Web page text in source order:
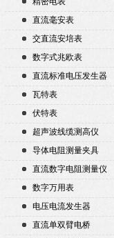
直流毫安表
交直流安培表
数字式兆欧表
直流标准电压发生器
瓦特表
伏特表
超声波线缆测高仪
导体电阻测量夹具
直流数字电阻测量仪
数字万用表
电压电流发生器
直流单双臂电桥